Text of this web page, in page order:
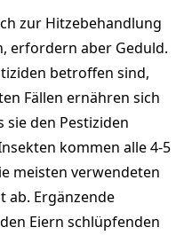
zur Hitzebehandlung
erfordern aber Geduld.
betroffen sind,
Fällen ernähren sich
sie den Pestiziden
kommen alle 4-5
meisten verwendeten
ab. Ergänzende
Eiern schlüpfenden